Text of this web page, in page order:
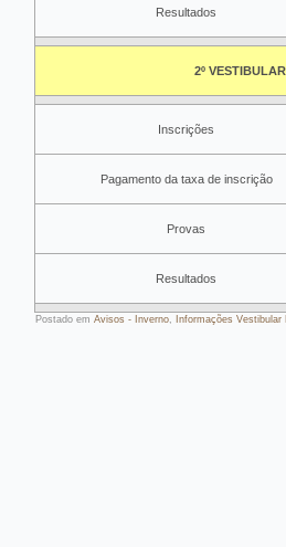
Resultados
2º
Inscrições
Pagamento da taxa de inscrição
Provas
Resultados
Postado em Avisos - Inverno, Informações Vestibular